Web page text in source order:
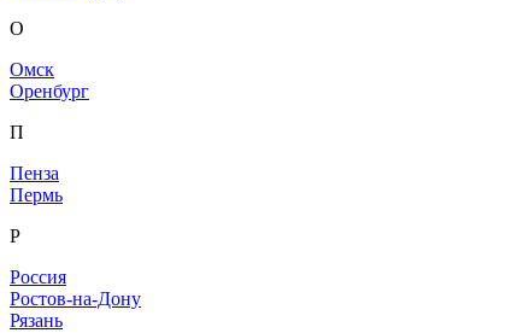
О
Омск
Оренбург
П
Пенза
Пермь
Р
Россия
Ростов-на-Дону
Рязань